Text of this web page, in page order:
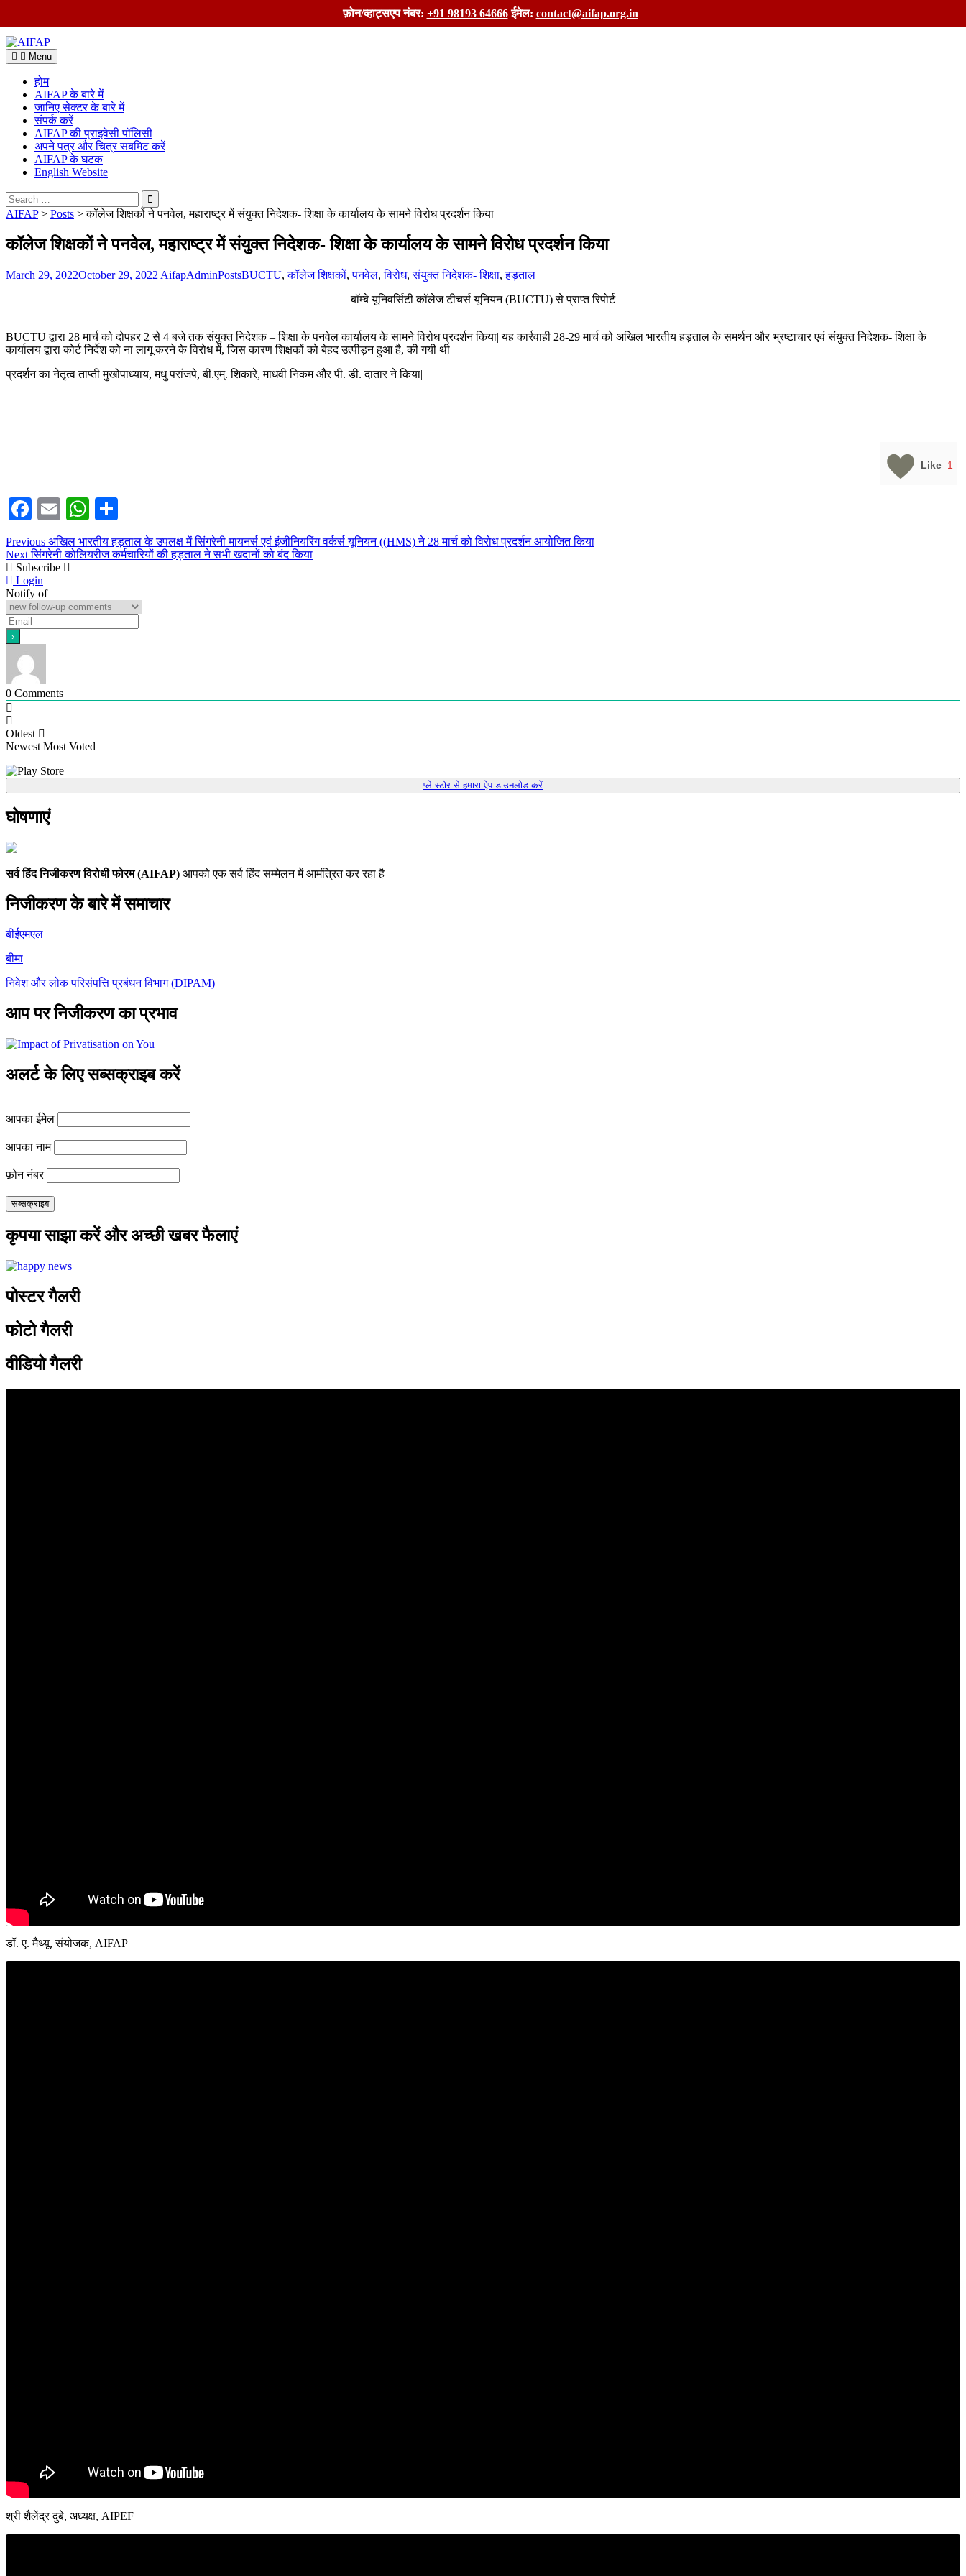
फ़ोन/व्हाट्सएप नंबर: +91 98193 64666 ईमेल: contact@aifap.org.in
Skip
to
content
Menu
होम
AIFAP के बारे में
जानिए सेक्टर के बारे में
संपर्क करें
AIFAP की प्राइवेसी पॉलिसी
अपने पत्र और चित्र सबमिट करें
AIFAP के घटक
English Website
Search
for:
AIFAP> Posts >कॉलेज शिक्षकों ने पनवेल, महाराष्ट्र में संयुक्त निदेशक- शिक्षा के कार्यालय के सामने विरोध प्रदर्शन किया
कॉलेज शिक्षकों ने पनवेल, महाराष्ट्र में संयुक्त निदेशक- शिक्षा के कार्यालय के सामने विरोध प्रदर्शन किया
March 29, 2022October 29, 2022 AifapAdminPostsBUCTU,कॉलेज शिक्षकों,पनवेल,विरोध,संयुक्त निदेशक- शिक्षा,हड़ताल
बॉम्बे यूनिवर्सिटी कॉलेज टीचर्स यूनियन (BUCTU) से प्राप्त रिपोर्ट
BUCTU द्वारा 28 मार्च को दोपहर 2 से 4 बजे तक संयुक्त निदेशक – शिक्षा के पनवेल कार्यालय के सामने विरोध प्रदर्शन किया| यह कार्रवाही 28-29 मार्च को अखिल भारतीय हड़ताल के समर्थन और भ्रष्टाचार एवं संयुक्त निदेशक- शिक्षा के
कार्यालय द्वारा कोर्ट निर्देश को ना लागू करने के विरोध में, जिस कारण शिक्षकों को बेहद उत्पीड़न हुआ है, की गयी थी|
प्रदर्शन का नेतृत्व ताप्ती मुखोपाध्याय, मधु परांजपे, बी.एम्. शिकारे, माधवी निकम और पी. डी. दातार ने किया|
Like 1
Facebook
EmailWhatsApp
Post
navigation
Previous Previous
post:
अखिल भारतीय हड़ताल के उपलक्ष में सिंगरेनी मायनर्स एवं इंजीनियरिंग वर्कर्स यूनियन ((HMS) ने 28 मार्च को विरोध प्रदर्शन आयोजित किया
NextNext
post:
सिंगरेनी कोलियरीज कर्मचारियों की हड़ताल ने सभी खदानों को बंद किया
Subscribe
Login
Notify of
0 Comments
Oldest
Newest Most Voted
प्ले स्टोर से हमारा ऐप डाउनलोड करें
घोषणाएं
सर्व हिंद निजीकरण विरोधी फोरम (AIFAP) आपको एक सर्व हिंद सम्मेलन में आमंत्रित कर रहा है
निजीकरण के बारे में समाचार
बीईएमएल
बीमा
निवेश और लोक परिसंपत्ति प्रबंधन विभाग (DIPAM)
आप पर निजीकरण का प्रभाव
अलर्ट के लिए सब्सक्राइब करें
आपका ईमेल
आपका नाम
फ़ोन नंबर
कृपया साझा करें और अच्छी खबर फैलाएं
पोस्टर गैलरी
फोटो गैलरी
वीडियो गैलरी
डॉ. ए. मैथ्यू, संयोजक, AIFAP
श्री शैलेंद्र दुबे, अध्यक्ष, AIPEF